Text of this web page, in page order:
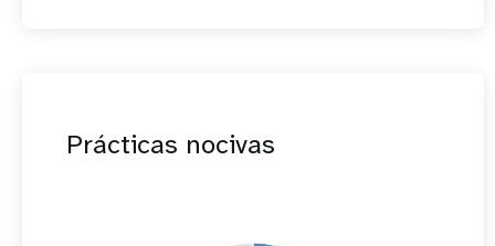
Prácticas nocivas